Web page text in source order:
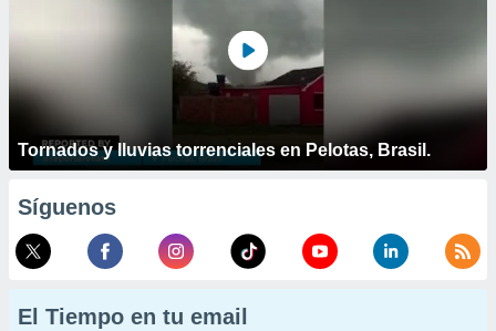
Tornados y lluvias torrenciales en Pelotas, Brasil.
Síguenos
El Tiempo en tu email